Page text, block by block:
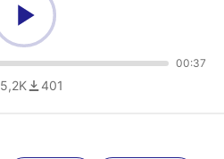
00:37
5,2K 401